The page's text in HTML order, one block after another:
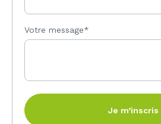
Votre message*
Je m’inscris